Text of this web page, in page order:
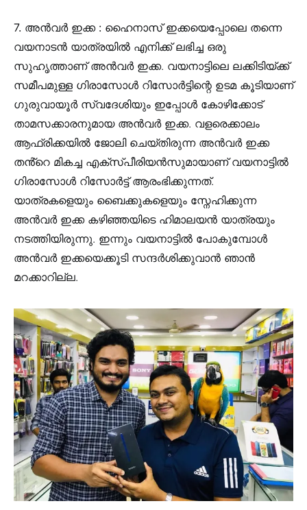
7. അൻവർ ഇക്ക : ഹൈനാസ്‌ ഇക്കയെപ്പോലെ തന്നെ
വയനാടൻ യാത്രയിൽ എനിക്ക് ലഭിച്ച ഒരു
സുഹൃത്താണ് അൻവർ ഇക്ക. വയനാട്ടിലെ ലക്കിടിയ്ക്ക്
സമീപമുള്ള ഗിരാസോൾ റിസോർട്ടിന്റെ ഉടമ കൂടിയാണ്
ഗുരുവായൂർ സ്വദേശിയും ഇപ്പോൾ കോഴിക്കോട്
താമസക്കാരനുമായ അൻവർ ഇക്ക. വളരെക്കാലം
ആഫ്രിക്കയിൽ ജോലി ചെയ്തിരുന്ന അൻവർ ഇക്ക
തൻ്റെ മികച്ച എക്സ്പീരിയൻസുമായാണ് വയനാട്ടിൽ
ഗിരാസോൾ റിസോർട്ട് ആരംഭിക്കുന്നത്.
യാത്രകളെയും ബൈക്കുകളെയും സ്നേഹിക്കുന്ന
അൻവർ ഇക്ക കഴിഞ്ഞയിടെ ഹിമാലയൻ യാത്രയും
നടത്തിയിരുന്നു. ഇന്നും വയനാട്ടിൽ പോകുമ്പോൾ
അൻവർ ഇക്കയെക്കൂടി സന്ദർശിക്കുവാൻ ഞാൻ
മറക്കാറില്ല.